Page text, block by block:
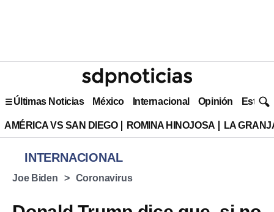
Últimas Noticias México Internacional Opinión Estilo
AMÉRICA VS SAN DIEGO ROMINA HINOJOSA LA
INTERNACIONAL
Joe Biden Coronavirus